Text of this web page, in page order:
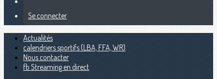
Se connecter
Actualités
calendriers sportifs (LBA, FFA, WR)
Nous contacter
fb Streaming en direct